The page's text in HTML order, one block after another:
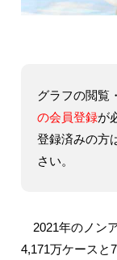
グラフの閲覧
の会員登録が
登録済みの方
さい。
2021年のノン
4,171万ケースと